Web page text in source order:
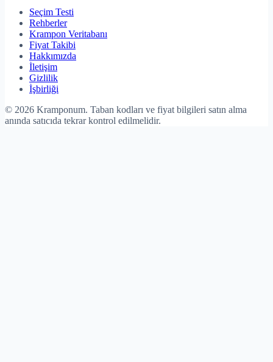
Seçim Testi
Rehberler
Krampon Veritabanı
Fiyat Takibi
Hakkımızda
İletişim
Gizlilik
İşbirliği
© 2026 Kramponum. Taban kodları ve fiyat bilgileri satın alma
anında satıcıda tekrar kontrol edilmelidir.